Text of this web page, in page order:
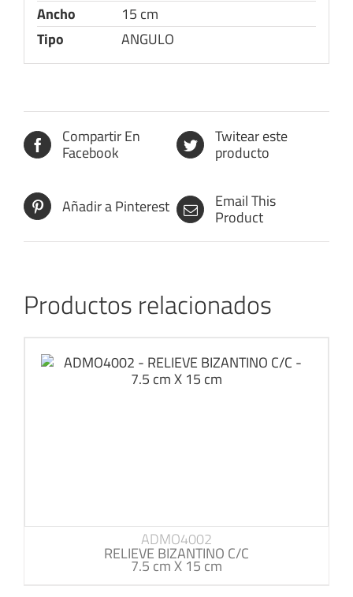
Ancho
15 cm
Tipo
ANGULO
Compartir En
Facebook
Twitear este
producto
Añadir a Pinterest Email This
Product
Productos relacionados
ADMO4002
RELIEVE BIZANTINO C/C
7.5 cm X 15 cm